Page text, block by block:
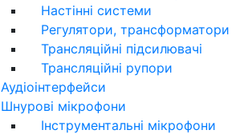
Настінні системи
Регулятори, трансформатори
Трансляційні підсилювачі
Трансляційні рупори
Аудіоінтерфейси
Шнурові мікрофони
Інструментальні мікрофони